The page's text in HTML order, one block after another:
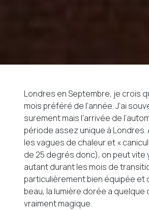
Londres en Septembre, je crois
mois préféré de l’année. J’ai
surement mais l’arrivée de
période assez unique à
les vagues de chaleur et «
de 25 degrés donc), on peut vite
autant durant les mois de
particulièrement bien équipée et
beau, la lumière dorée a quelque
vraiment magique.